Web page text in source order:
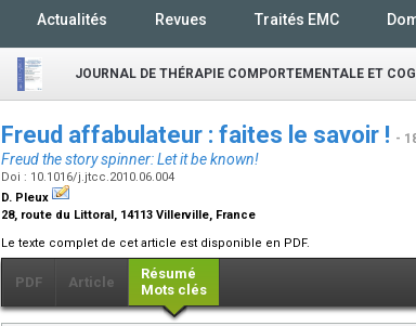
Actualités Revues Traités EMC
JOURNAL DE THÉRAPIE COMPORTEMENTALE ET
Freud affabulateur : faites le savoir ! -
Freud the story spinner: Let it be known!
Doi : 10.1016/j.jtcc.2010.06.004
D. Pleux
28, route du Littoral, 14113 Villerville, France
Le texte complet de cet article est disponible en PDF.
PDF Article
Résumé
Mots clés